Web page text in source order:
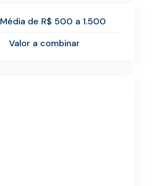
Média de R$ 500 a 1.500
Valor a combinar